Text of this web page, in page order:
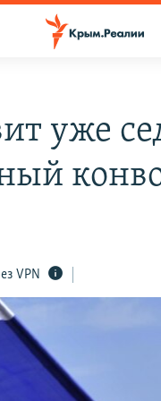
уже
VPN